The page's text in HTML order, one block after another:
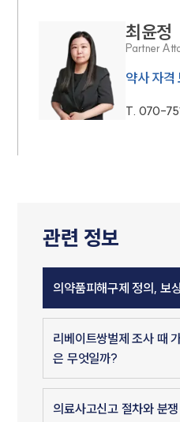
최윤정
Partner
약사 자격
T. 070-
관련 정보
의약품피해구제 정의, 보
리베이트쌍벌제 조사 때
은 무엇일까?
의료사고신고 절차와 분